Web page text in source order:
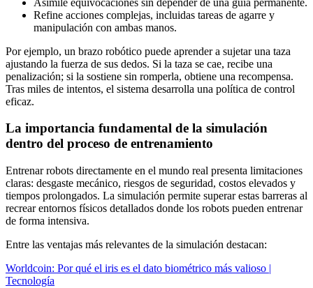
Refine acciones complejas, incluidas tareas de agarre y
manipulación con ambas manos.
Por ejemplo, un brazo robótico puede aprender a sujetar una taza
ajustando la fuerza de sus dedos. Si la taza se cae, recibe una
penalización; si la sostiene sin romperla, obtiene una recompensa.
Tras miles de intentos, el sistema desarrolla una política de control
eficaz.
La importancia fundamental de la simulación
dentro del proceso de entrenamiento
Entrenar robots directamente en el mundo real presenta limitaciones
claras: desgaste mecánico, riesgos de seguridad, costos elevados y
tiempos prolongados. La simulación permite superar estas barreras al
recrear entornos físicos detallados donde los robots pueden entrenar
de forma intensiva.
Entre las ventajas más relevantes de la simulación destacan:
Worldcoin: Por qué el iris es el dato biométrico más valioso |
Tecnología